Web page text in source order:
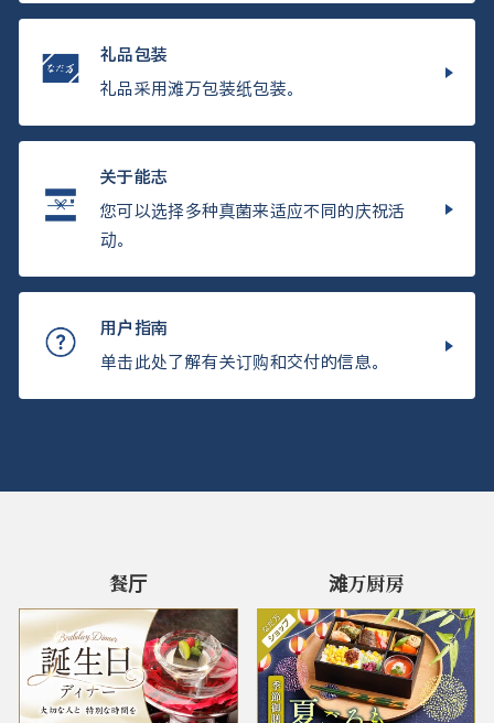
礼品包装
礼品采用滩万包装纸包装。
关于能志
您可以选择多种真菌来适应不同的庆祝活
动。
用户指南
单击此处了解有关订购和交付的信息。
餐厅 滩万厨房